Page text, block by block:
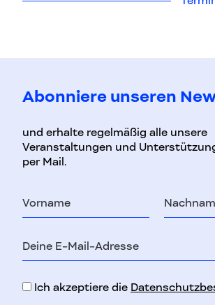
Abonniere unseren
und erhalte regelmäßig alle unsere
Veranstaltungen und
per Mail.
Mail-
Ich akzeptiere die